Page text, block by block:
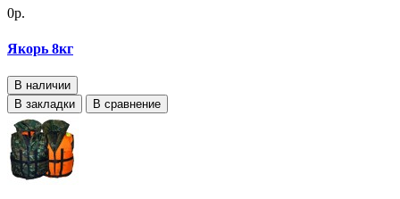
0р.
Якорь 8кг
В наличии
В закладки
В сравнение